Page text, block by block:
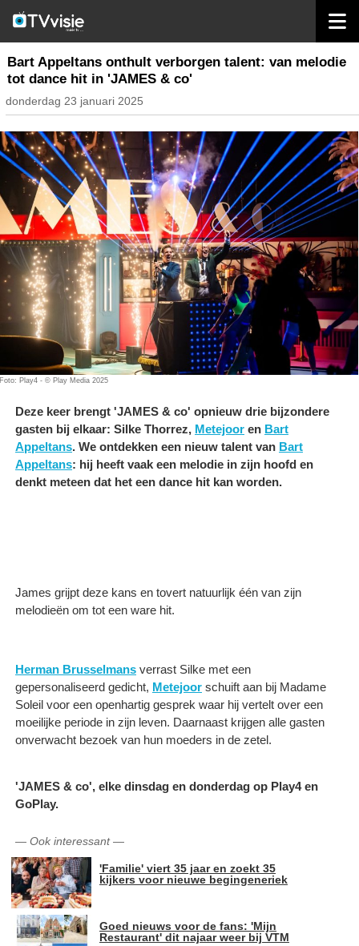
nieuws belgië
Bart Appeltans onthult verborgen talent: van melodie
tot dance hit in 'JAMES & co'
donderdag 23 januari 2025
Foto: Play4 - © Play Media 2025
Deze keer brengt 'JAMES & co' opnieuw drie bijzondere
gasten bij elkaar: Silke Thorrez, Metejoor en Bart
Appeltans. We ontdekken een nieuw talent van Bart
Appeltans: hij heeft vaak een melodie in zijn hoofd en
denkt meteen dat het een dance hit kan worden.
James grijpt deze kans en tovert natuurlijk één van zijn
melodieën om tot een ware hit.
Herman Brusselmans verrast Silke met een
gepersonaliseerd gedicht, Metejoor schuift aan bij Madame
Soleil voor een openhartig gesprek waar hij vertelt over een
moeilijke periode in zijn leven. Daarnaast krijgen alle gasten
onverwacht bezoek van hun moeders in de zetel.
'JAMES & co', elke dinsdag en donderdag op Play4 en
GoPlay.
— Ook interessant—
'Familie' viert 35 jaar en zoekt 35
kijkers voor nieuwe begingeneriek
Goed nieuws voor de fans: 'Mijn
Restaurant' dit najaar weer bij VTM